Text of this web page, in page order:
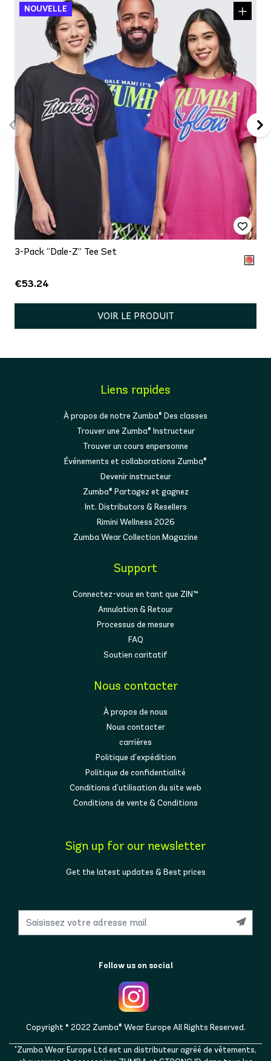
3-Pack “Dale-Z” Tee Set
€53.24
VOIR LE PRODUIT
Liens rapides
À propos de notre Zumba® Des classes
Trouver une Zumba® Instructeur
Trouver un cours enpersonne
Événements et collaborations Zumba®
Devenir instructeur
Zumba® Partagez et gagnez
Int. Distributors & Resellers
Rimini Wellness 2026
Zumba Wear Collection Magazine
Support
Connectez-vous en tant que ZIN™
Annulation & Retour
Processus de mesure
FAQ
Soutien caritatif
Nous contacter
À propos de nous
Nous contacter
carrières
Politique d'expédition
Politique de confidentialité
Conditions d'utilisation du site web
Conditions de vente & Conditions
Sign up for our newsletter
Get the latest updates & Best prices
Follow us on social
Copyright © 2022 Zumba® Wear Europe All Rights Reserved.
"Zumba Wear Europe Ltd est un distributeur agréé de vêtements,